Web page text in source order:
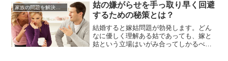
家族の問題を解決する方法
姑の嫌がらせを手っ取り早く回避
するための秘策とは？
結婚すると嫁姑問題が勃発します。どん
なに優しく理解ある姑であっても、嫁と
姑という立場はいがみ合ってしかるべき